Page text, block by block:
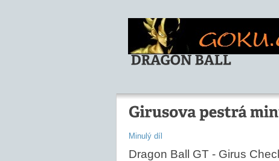
Minulý díl
Dragon Ball GT - Girus